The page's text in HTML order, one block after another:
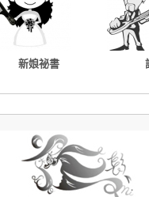
新娘祕書